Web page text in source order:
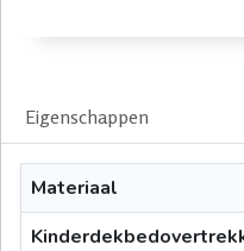
Eigenschappen
Materiaal